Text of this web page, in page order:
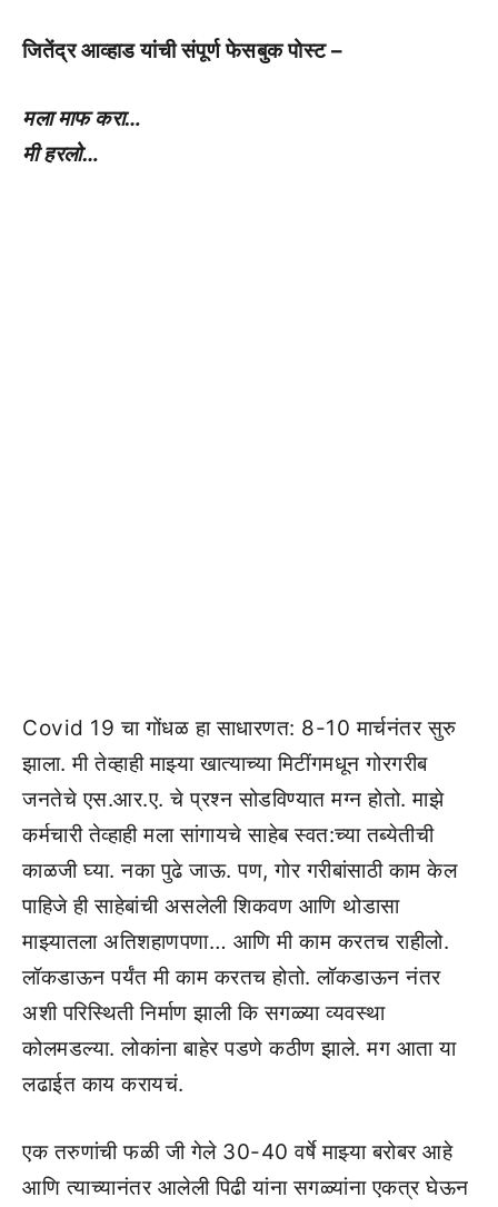
जितेंद्र आव्हाड यांची संपूर्ण फेसबुक पोस्ट –
मला माफ करा…
मी हरलो…
Covid 19 चा गोंधळ हा साधारणत: 8-10 मार्चनंतर सुरु
झाला. मी तेव्हाही माझ्या खात्याच्या मिटींगमधून गोरगरीब
जनतेचे एस.आर.ए. चे प्रश्न सोडविण्यात मग्न होतो. माझे
कर्मचारी तेव्हाही मला सांगायचे साहेब स्वत:च्या तब्येतीची
काळजी घ्या. नका पुढे जाऊ. पण, गोर गरीबांसाठी काम केल
पाहिजे ही साहेबांची असलेली शिकवण आणि थोडासा
माझ्यातला अतिशहाणपणा… आणि मी काम करतच राहीलो.
लॉकडाऊन पर्यंत मी काम करतच होतो. लॉकडाऊन नंतर
अशी परिस्थिती निर्माण झाली कि सगळ्या व्यवस्था
कोलमडल्या. लोकांना बाहेर पडणे कठीण झाले. मग आता या
लढाईत काय करायचं.
एक तरुणांची फळी जी गेले 30-40 वर्षे माझ्या बरोबर आहे
आणि त्याच्यानंतर आलेली पिढी यांना सगळ्यांना एकत्र घेऊन